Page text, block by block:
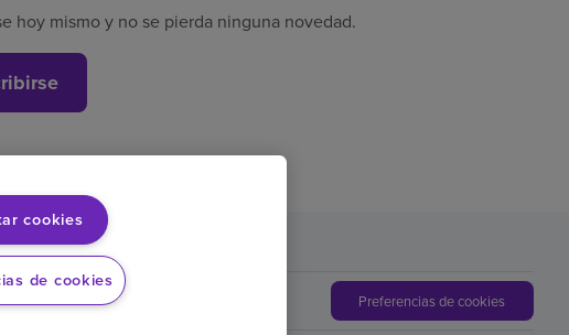
hoy mismo y no se pierda ninguna novedad.
Preferencias de cookies
cookies
de cookies